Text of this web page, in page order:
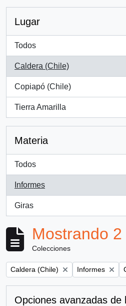
Lugar
Todos
Caldera (Chile)
, 2 resultados
Copiapó (Chile)
, 1 resultados
Tierra Amarilla
, 1 resultados
Materia
Todos
Informes
, 2 resultados
Giras
, 1 resultados
Mostrando
Colecciones
Remove filter:
Caldera (Chile) Remove filter:
Informes
Opciones avanzadas de